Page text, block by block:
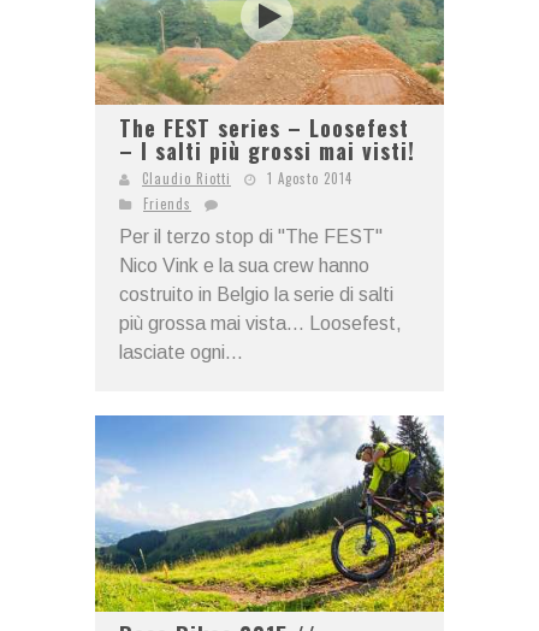
The FEST series – Loosefest
– I salti più grossi mai visti!
Claudio Riotti
1 Agosto 2014
Friends
Per il terzo stop di "The FEST"
Nico Vink e la sua crew hanno
costruito in Belgio la serie di salti
più grossa mai vista... Loosefest,
lasciate ogni...